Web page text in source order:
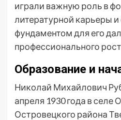
играли важную роль в
литературной карьеры
фундаментом для его
профессионального
Образование и
Николай Михайлович
апреля 1930 года в селе
Островецкого района